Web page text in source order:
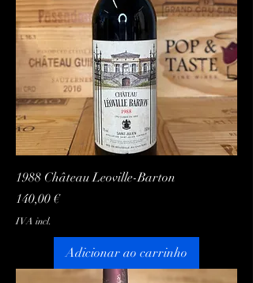
1988 Château Leoville-Barton
Preço
140,00 €
IVA incl.
Adicionar ao carrinho